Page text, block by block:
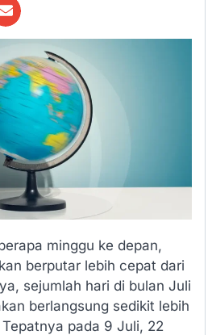
minggu ke depan,
berputar lebih cepat dari
sejumlah hari di bulan Juli
berlangsung sedikit lebih
pada 9 Juli, 22